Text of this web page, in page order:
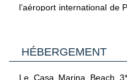
l’aéroport international de
HÉBERGEMENT
Le Casa Marina Beach